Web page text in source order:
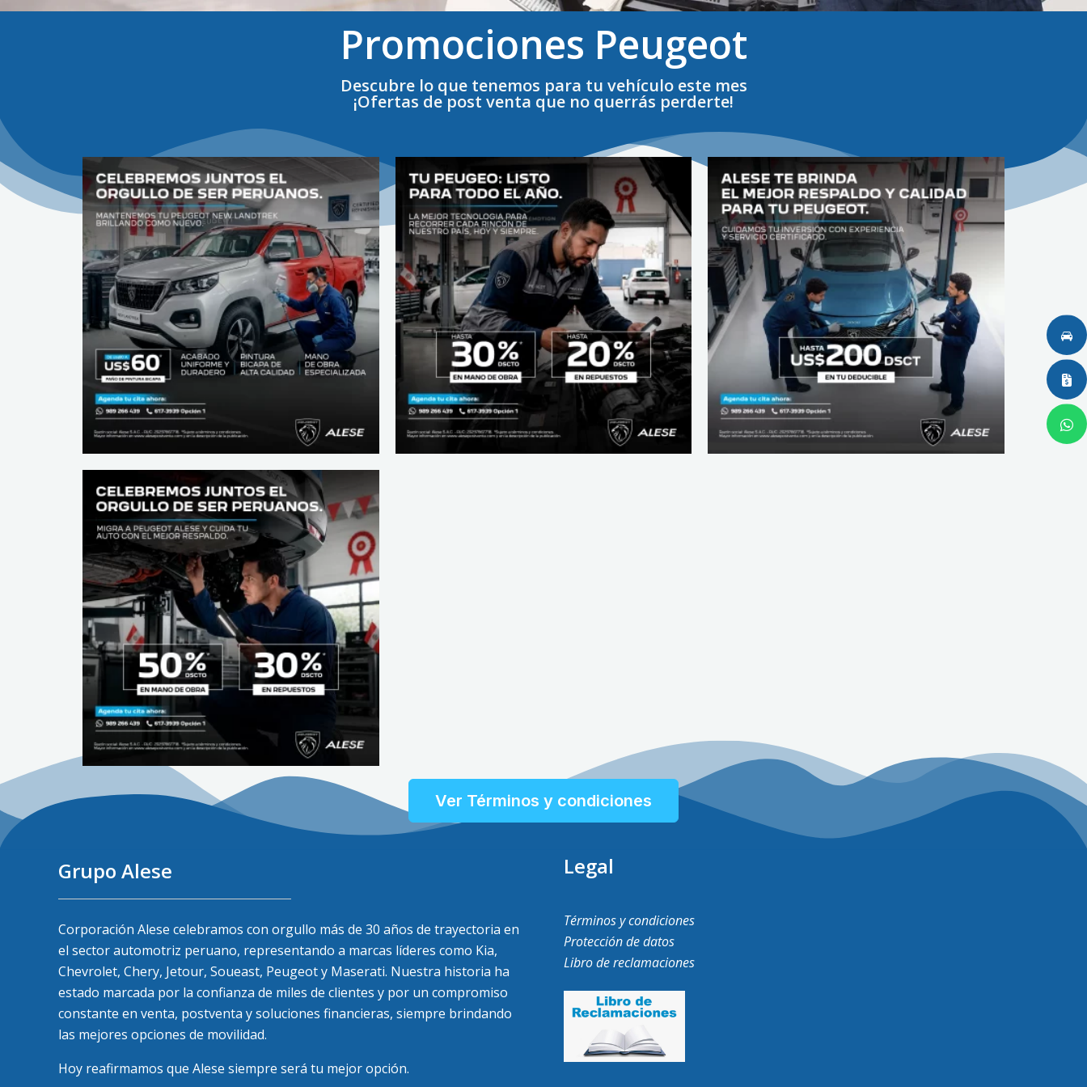
Promociones Peugeot
Descubre lo que tenemos para tu vehículo este mes
¡Ofertas de post venta que no querrás perderte!
Ver Términos y condiciones
Grupo Alese
Corporación Alese celebramos con orgullo más de 30 años de trayectoria en
el sector automotriz peruano, representando a marcas líderes como Kia,
Chevrolet, Chery, Jetour, Soueast, Peugeot y Maserati. Nuestra historia ha
estado marcada por la confianza de miles de clientes y por un compromiso
constante en venta, postventa y soluciones financieras, siempre brindando
las mejores opciones de movilidad.
Hoy reafirmamos que Alese siempre será tu mejor opción.
Legal
Términos y condiciones
Protección de datos
Libro de reclamaciones